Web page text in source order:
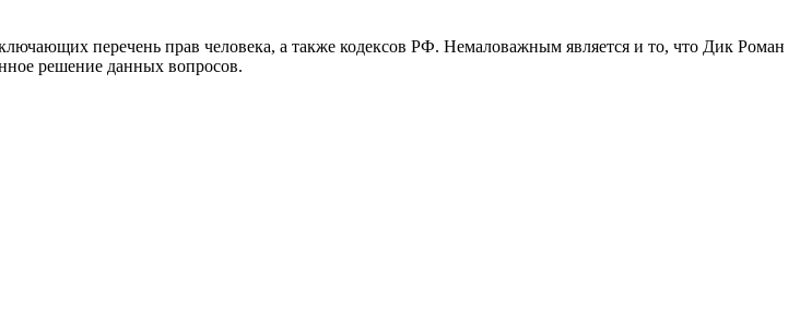
перечень прав человека, а также кодексов РФ. Немаловажным является и то, что Дик Роман
решение данных вопросов.